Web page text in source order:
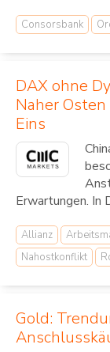
Consorsbank
DAX ohne
Naher
Eins
Erwartungen. In
Allianz
Nahostkonflikt
Gold: